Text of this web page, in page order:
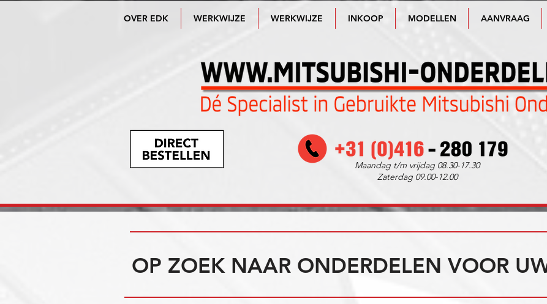
OVER EDK WERKWIJZE WERKWIJZE INKOOP MODELLEN AANVRAAG
Maandag t/m vrijdag 08.30-17.30
Zaterdag 09.00-12.00
OP ZOEK NAAR ONDERDELEN VOOR